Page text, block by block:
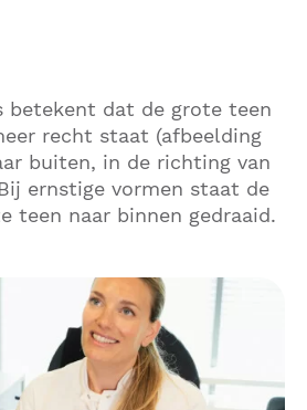
betekent dat de grote teen
recht staat (afbeelding
buiten, in de richting van
ernstige vormen staat de
teen naar binnen gedraaid.